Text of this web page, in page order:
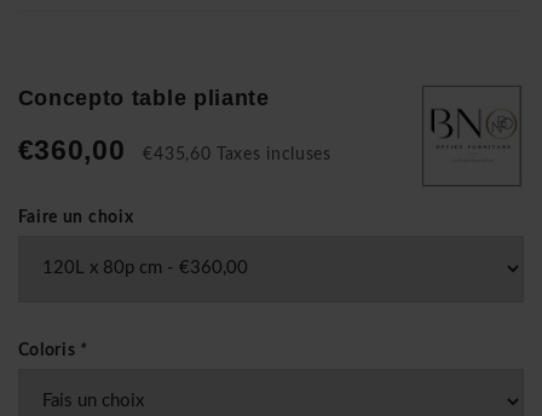
Concepto table pliante
€360,00 €435,60 Taxes incluses
Faire un choix
Coloris *